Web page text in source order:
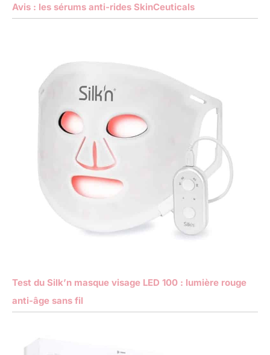
Avis : les sérums anti-rides SkinCeuticals
Test du Silk’n masque visage LED 100 : lumière rouge
anti-âge sans fil